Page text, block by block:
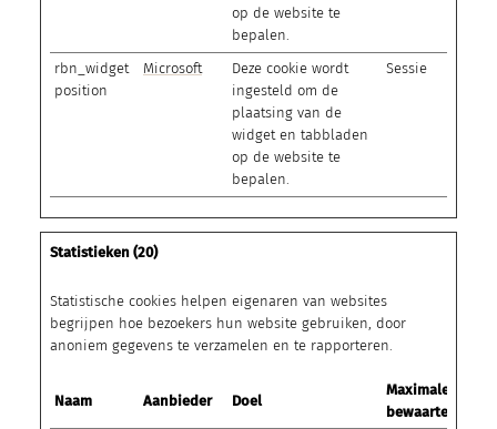
op de website te
bepalen.
rbn_widget
position
Microsoft
Deze cookie wordt
ingesteld om de
plaatsing van de
widget en tabbladen
op de website te
bepalen.
Sessie
Statistieken (20)
Statistische cookies helpen eigenaren van websites
begrijpen hoe bezoekers hun website gebruiken, door
anoniem gegevens te verzamelen en te rapporteren.
Naam Aanbieder Doel
Maximale
bewaartermijn